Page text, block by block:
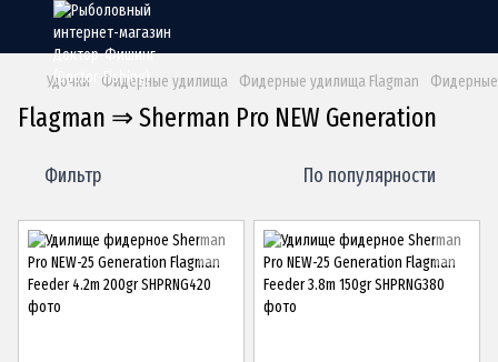
Удочки Фидерные удилища Фидерные удилища Flagman Фидерные
Flagman ⇒ Sherman Pro NEW Generation
Фильтр По популярности